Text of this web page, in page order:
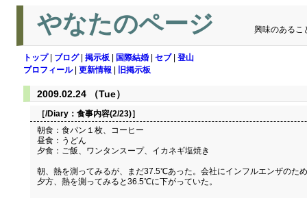
やなたのページ 興味のあるこ
トップ| ブログ| 掲示板 国際結婚 セブ| 登山
プロフィール| 更新情報 旧掲示板
2009.02.24 （Tue）
［/Diary： 食事内容(2/23)］
朝食：食パン１枚、コーヒー
昼食：うどん
夕食：ご飯、ワンタンスープ、イカネギ塩焼き
朝、熱を測ってみるが、まだ37.5℃あった。会社にインフルエンザのた
夕方、熱を測ってみると36.5℃に下がっていた。